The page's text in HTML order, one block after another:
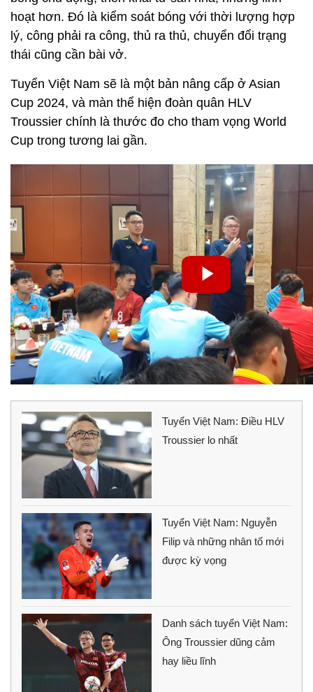
hoạt hơn. Đó là kiểm soát bóng với thời lượng hợp
lý, công phải ra công, thủ ra thủ, chuyển đổi trạng
thái cũng cần bài vở.
Tuyển Việt Nam sẽ là một bản nâng cấp ở Asian
Cup 2024, và màn thể hiện đoàn quân HLV
Troussier chính là thước đo cho tham vọng World
Cup trong tương lai gần.
Tuyển Việt Nam: Điều HLV
Troussier lo nhất
Tuyển Việt Nam: Nguyễn
Filip và những nhân tố mới
được kỳ vọng
Danh sách tuyển Việt Nam:
Ông Troussier dũng cảm
hay liều lĩnh